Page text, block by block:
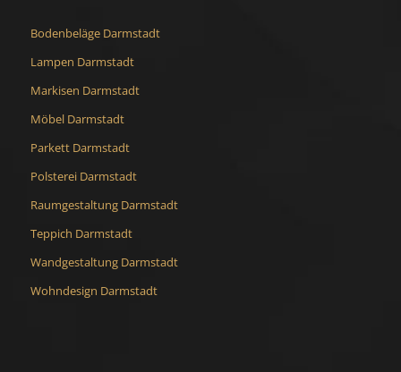
Bodenbeläge Darmstadt
Lampen Darmstadt
Markisen Darmstadt
Möbel Darmstadt
Parkett Darmstadt
Polsterei Darmstadt
Raumgestaltung Darmstadt
Teppich Darmstadt
Wandgestaltung Darmstadt
Wohndesign Darmstadt